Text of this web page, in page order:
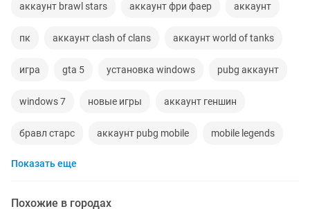
аккаунт brawl stars аккаунт фри фаер аккаунт
пк аккаунт clash of clans аккаунт world of tanks
игра gta 5 установка windows pubg аккаунт
windows 7 новые игры аккаунт геншин
бравл старс аккаунт pubg mobile mobile legends
цен сеть
Показать еще
Похожие в городах